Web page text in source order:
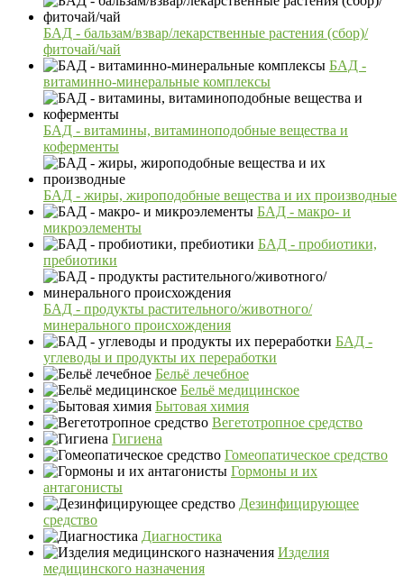
БАД - бальзам/взвар/лекарственные растения (сбор)/
фиточай/чай
БАД -
витаминно-минеральные комплексы
БАД - витамины, витаминоподобные вещества и
коферменты
БАД - жиры, жироподобные вещества и их производные
БАД - макро- и
микроэлементы
БАД - пробиотики,
пребиотики
БАД - продукты растительного/животного/
минерального происхождения
БАД -
углеводы и продукты их переработки
Бельё лечебное
Бельё медицинское
Бытовая химия
Вегетотропное средство
Гигиена
Гомеопатическое средство
Гормоны и их
антагонисты
Дезинфицирующее
средство
Диагностика
Изделия
медицинского назначения